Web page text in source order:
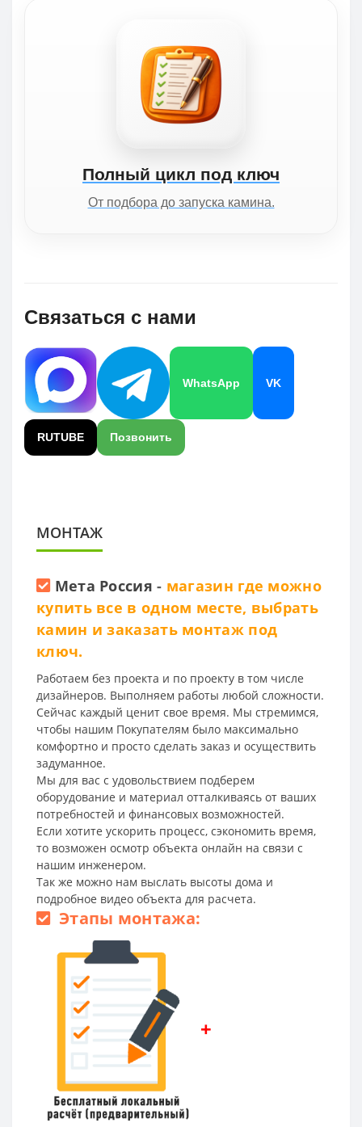
Полный цикл под ключ
От подбора до запуска камина.
Связаться с нами
WhatsApp VK
RUTUBE Позвонить
МОНТАЖ
Мета Россия - магазин где можно
купить все в одном месте, выбрать
камин и заказать монтаж под
ключ.
Работаем без проекта и по проекту в том числе
дизайнеров. Выполняем работы любой сложности.
Сейчас каждый ценит свое время. Мы стремимся,
чтобы нашим Покупателям было максимально
комфортно и просто сделать заказ и осуществить
задуманное.
Мы для вас с удовольствием подберем
оборудование и материал отталкиваясь от ваших
потребностей и финансовых возможностей.
Если хотите ускорить процесс, сэкономить время,
то возможен осмотр объекта онлайн на связи с
нашим инженером.
Так же можно нам выслать высоты дома и
подробное видео объекта для расчета.
Этапы монтажа:
+